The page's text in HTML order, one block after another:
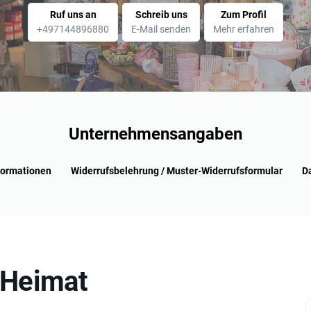
Ruf uns an
+497144896880
Schreib uns
E-Mail senden
Zum Profil
Mehr erfahren
Unternehmensangaben
Widerrufsbelehrung / Muster-Widerrufsformular